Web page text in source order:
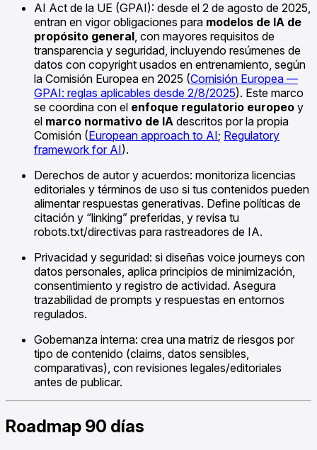
AI Act de la UE (GPAI): desde el 2 de agosto de 2025,
entran en vigor obligaciones para modelos de IA de
propósito general, con mayores requisitos de
transparencia y seguridad, incluyendo resúmenes de
datos con copyright usados en entrenamiento, según
la Comisión Europea en 2025 (Comisión Europea —
GPAI: reglas aplicables desde 2/8/2025). Este marco
se coordina con el enfoque regulatorio europeo y
el marco normativo de IA descritos por la propia
Comisión (European approach to AI; Regulatory
framework for AI).
Derechos de autor y acuerdos: monitoriza licencias
editoriales y términos de uso si tus contenidos pueden
alimentar respuestas generativas. Define políticas de
citación y “linking” preferidas, y revisa tu
robots.txt/directivas para rastreadores de IA.
Privacidad y seguridad: si diseñas voice journeys con
datos personales, aplica principios de minimización,
consentimiento y registro de actividad. Asegura
trazabilidad de prompts y respuestas en entornos
regulados.
Gobernanza interna: crea una matriz de riesgos por
tipo de contenido (claims, datos sensibles,
comparativas), con revisiones legales/editoriales
antes de publicar.
Roadmap 90 días